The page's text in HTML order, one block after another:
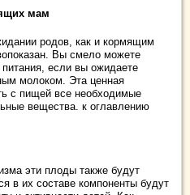
мам
родов, как и кормящим
Вы смело можете
если вы ожидаете
молоком. Эта ценная
с пищей все необходимые
вещества. к оглавлению
эти плоды также будут
в их составе компоненты будут